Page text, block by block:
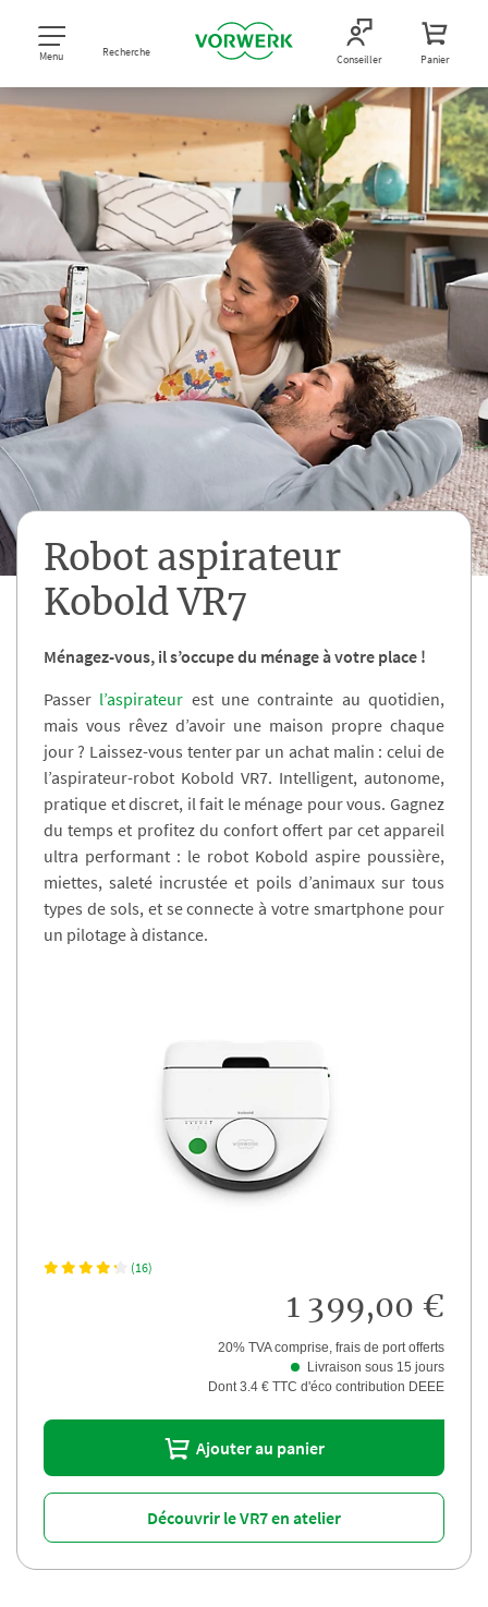
Menu Recherche Conseiller Panier
Robot aspirateur
Kobold VR7
Ménagez-vous, il s’occupe du ménage à votre place !
Passer l’aspirateur est une contrainte au quotidien,
mais vous rêvez d’avoir une maison propre chaque
jour ? Laissez-vous tenter par un achat malin : celui de
l’aspirateur-robot Kobold VR7. Intelligent, autonome,
pratique et discret, il fait le ménage pour vous. Gagnez
du temps et profitez du confort offert par cet appareil
ultra performant : le robot Kobold aspire poussière,
miettes, saleté incrustée et poils d’animaux sur tous
types de sols, et se connecte à votre smartphone pour
un pilotage à distance.
(16)
1 399,00 €
20% TVA comprise, frais de port offerts
Livraison sous 15 jours
Dont 3.4 € TTC d'éco contribution DEEE
Ajouter au panier
Découvrir le VR7 en atelier